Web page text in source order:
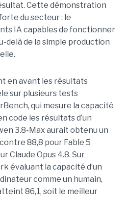
Cette démonstration
du secteur : le
IA capables de fonctionner
delà de la simple production
en avant les résultats
sur plusieurs tests
qui mesure la capacité
code les résultats d’un
3.8-Max aurait obtenu un
88,8 pour Fable 5
Claude Opus 4.8. Sur
évaluant la capacité d’un
comme un humain,
86,1, soit le meilleur